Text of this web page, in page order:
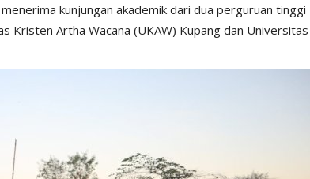
kunjungan akademik dari dua perguruan tinggi
Kristen Artha Wacana (UKAW) Kupang dan Universitas